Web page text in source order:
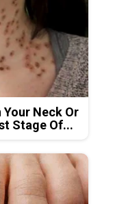
Your Neck Or
Stage Of...